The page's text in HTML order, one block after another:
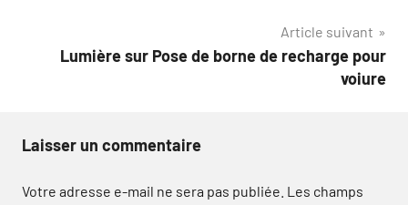
Article suivant
Lumière sur Pose de borne de recharge pour
voiure
Laisser un commentaire
Votre adresse e-mail ne sera pas publiée. Les champs